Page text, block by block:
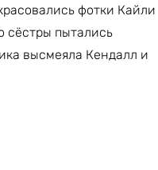
фотки Кайли
сёстры пытались
высмеяла Кендалл и